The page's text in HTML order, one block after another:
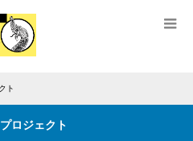
ト
ロジェクト